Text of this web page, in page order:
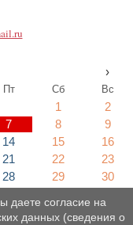
›
Пт Сб Вс
1
2
7 8
9
14 15
16
21 22
23
28 29
30
даете согласие на
данных (сведения о